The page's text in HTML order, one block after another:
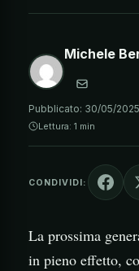
Michele
Pubblicato: 30/05/
Lettura: 1 min
CONDIVIDI:
La prossima
in pieno effetto,